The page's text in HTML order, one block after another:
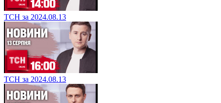
ТСН за 2024.08.13
ТСН за 2024.08.13